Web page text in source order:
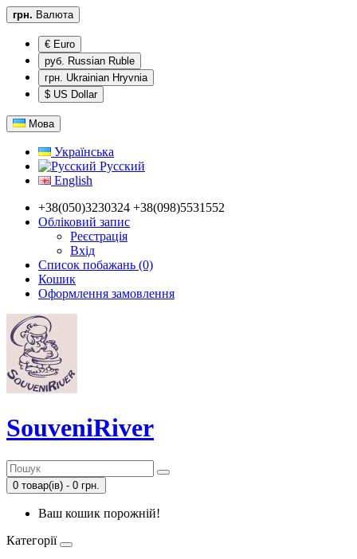
грн. Валюта
€ Euro
руб. Russian Ruble
грн. Ukrainian Hryvnia
$ US Dollar
Мова
Українська
Русский
English
+38(050)3230324 +38(098)5531552
Обліковий запис
Реєстрація
Вхід
Список побажань (0)
Кошик
Оформлення замовлення
SouveniRiver
0 товар(ів) - 0 грн.
Ваш кошик порожній!
Категорії